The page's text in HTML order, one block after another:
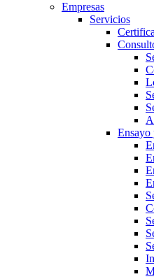
Empresas
Servicios
Ensayo